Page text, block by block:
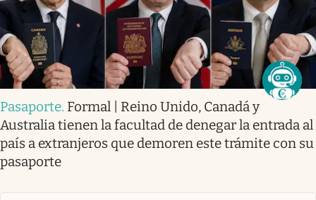
Pasaporte. Formal | Reino Unido, Canadá y
Australia tienen la facultad de denegar la entrada al
país a extranjeros que demoren este trámite con su
pasaporte